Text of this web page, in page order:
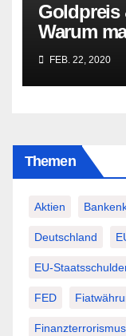
Goldpreis
Warum
besser
FEB. 22, 2020
Themen
Aktien
Deutschland
EU-
FED
Finanzterrorismus